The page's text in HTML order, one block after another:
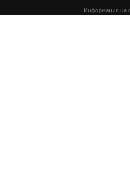
Информация на